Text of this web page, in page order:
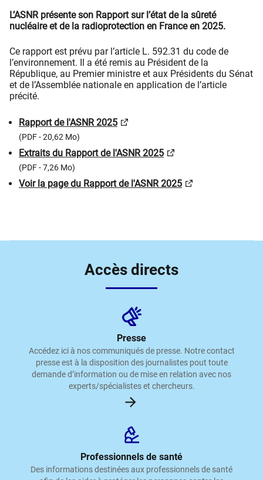
L’ASNR présente son Rapport sur l’état de la sûreté
nucléaire et de la radioprotection en France en 2025.
Ce rapport est prévu par l’article L. 592.31 du code de
l’environnement. Il a été remis au Président de la
République, au Premier ministre et aux Présidents du Sénat
et de l’Assemblée nationale en application de l’article
précité.
Rapport de l'ASNR 2025
(PDF - 20,62 Mo)
Extraits du Rapport de l'ASNR 2025
(PDF - 7,26 Mo)
Voir la page du Rapport de l'ASNR 2025
Accès directs
Presse
Accédez ici à nos communiqués de presse. Notre contact
presse est à la disposition des journalistes pout toute
demande d’information ou de mise en relation avec nos
experts/spécialistes et chercheurs.
Professionnels de santé
Des informations destinées aux professionnels de santé